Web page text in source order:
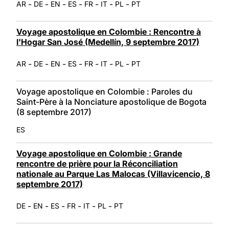
AR - DE - EN - ES - FR - IT - PL - PT
Voyage apostolique en Colombie : Rencontre à
l'Hogar San José (Medellín, 9 septembre 2017)
AR - DE - EN - ES - FR - IT - PL - PT
Voyage apostolique en Colombie : Paroles du
Saint-Père à la Nonciature apostolique de Bogota
(8 septembre 2017)
ES
Voyage apostolique en Colombie : Grande
rencontre de prière pour la Réconciliation
nationale au Parque Las Malocas (Villavicencio, 8
septembre 2017)
DE - EN - ES - FR - IT - PL - PT